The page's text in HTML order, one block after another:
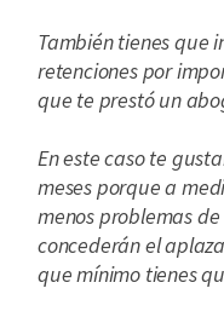
También tienes que
retenciones por
que te prestó un
En este caso te
meses porque a
menos problemas
concederán el
que mínimo tienes